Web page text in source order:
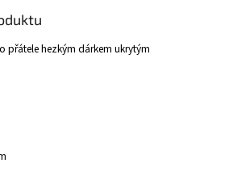
přátele hezkým dárkem ukrytým